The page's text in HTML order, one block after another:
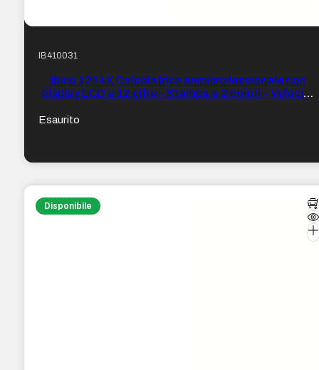
IB410031
Ibico 1214X Calcolatrice semiprofessionale con
display LCD a 12 cifre – Stampa a 2 colori – Velocità
Esaurito
Disponibile